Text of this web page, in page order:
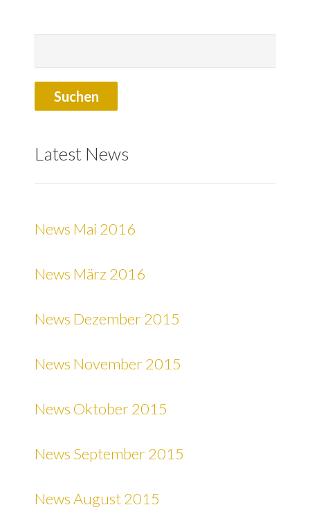
Latest News
News Mai 2016
News März 2016
News Dezember 2015
News November 2015
News Oktober 2015
News September 2015
News August 2015